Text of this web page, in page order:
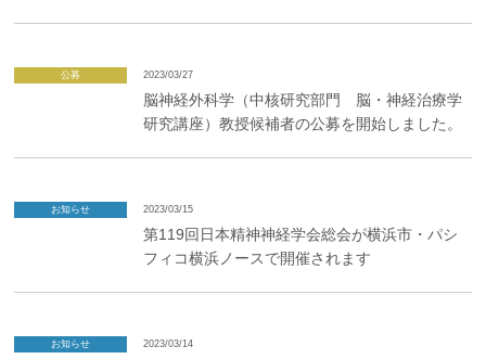
公募 2023/03/27
脳神経外科学（中核研究部門 脳・神経治療学
研究講座）教授候補者の公募を開始しました。
お知らせ 2023/03/15
第119回日本精神神経学会総会が横浜市・パシ
フィコ横浜ノースで開催されます
お知らせ 2023/03/14